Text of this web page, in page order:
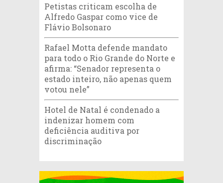
Petistas criticam escolha de
Alfredo Gaspar como vice de
Flávio Bolsonaro
Rafael Motta defende mandato
para todo o Rio Grande do Norte e
afirma: “Senador representa o
estado inteiro, não apenas quem
votou nele”
Hotel de Natal é condenado a
indenizar homem com
deficiência auditiva por
discriminação